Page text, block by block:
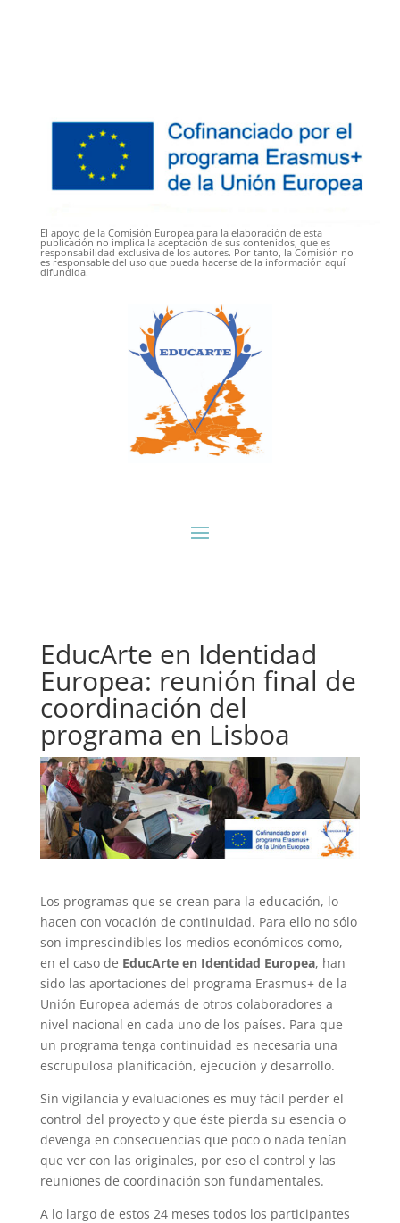
El apoyo de la Comisión Europea para la elaboración de esta
publicación no implica la aceptación de sus contenidos, que es
responsabilidad exclusiva de los autores. Por tanto, la Comisión no
es responsable del uso que pueda hacerse de la información aquí
difundida.
EducArte en Identidad
Europea: reunión final de
coordinación del
programa en Lisboa
Los programas que se crean para la educación, lo
hacen con vocación de continuidad. Para ello no sólo
son imprescindibles los medios económicos como,
en el caso de EducArte en Identidad Europea, han
sido las aportaciones del programa Erasmus+ de la
Unión Europea además de otros colaboradores a
nivel nacional en cada uno de los países. Para que
un programa tenga continuidad es necesaria una
escrupulosa planificación, ejecución y desarrollo.
Sin vigilancia y evaluaciones es muy fácil perder el
control del proyecto y que éste pierda su esencia o
devenga en consecuencias que poco o nada tenían
que ver con las originales, por eso el control y las
reuniones de coordinación son fundamentales.
A lo largo de estos 24 meses todos los participantes